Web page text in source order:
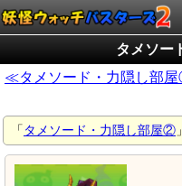
タメソー
≪タメソード・力隠し部
「 タメソード・力隠し部屋②